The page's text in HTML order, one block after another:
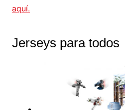
aquí.
Jerseys para todos